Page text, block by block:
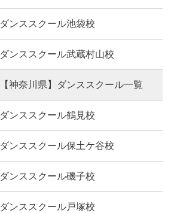
ダンススクール池袋校
ダンススクール武蔵村山校
【神奈川県】ダンススクール一覧
ダンススクール鶴見校
ダンススクール保土ケ谷校
ダンススクール磯子校
ダンススクール戸塚校